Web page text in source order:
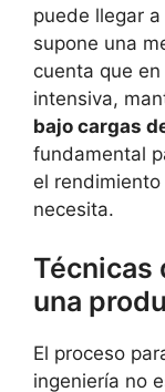
puede llegar
supone una
cuenta que
intensiva,
bajo cargas
fundamental
el
necesita.
Técnicas
una
El proceso
ingeniería no